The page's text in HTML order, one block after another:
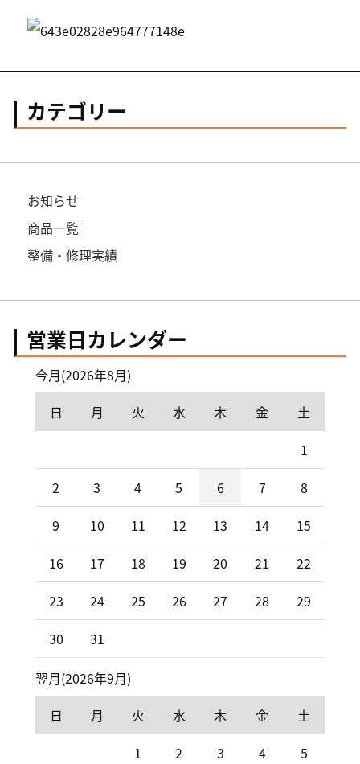
カテゴリー
お知らせ
商品一覧
整備・修理実績
営業日カレンダー
今月(2026年8月)
日
月 火 水 木 金
土
1
2
3 4 5 6 7
8
9
10 11 12 13 14
15
16
17 18 19 20 21
22
23
24 25 26 27 28
29
30
31
翌月(2026年9月)
日
月 火 水 木 金
土
1
2 3 4
5